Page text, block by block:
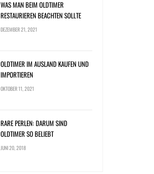
WAS MAN BEIM OLDTIMER
RESTAURIEREN BEACHTEN SOLLTE
DEZEMBER 21, 2021
OLDTIMER IM AUSLAND KAUFEN UND
IMPORTIEREN
OKTOBER 11, 2021
RARE PERLEN: DARUM SIND
OLDTIMER SO BELIEBT
JUNI 20, 2018